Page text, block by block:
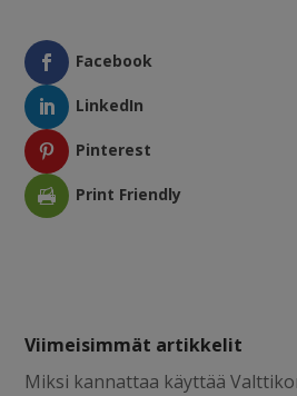
Facebook
LinkedIn
Pinterest
Print Friendly
Viimeisimmät artikkelit
Miksi kannattaa käyttää